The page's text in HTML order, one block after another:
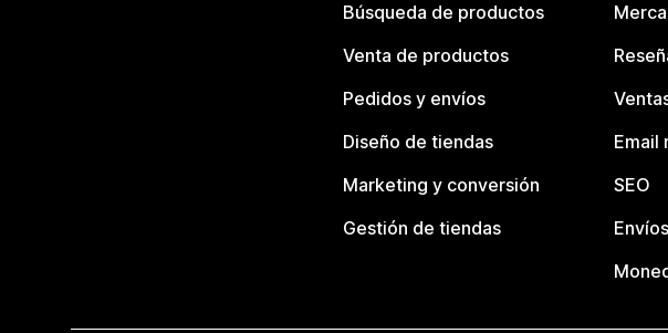
Búsqueda de productos
Venta de productos
Pedidos y envíos
Diseño de tiendas
Marketing y conversión
Gestión de tiendas
Email
SEO
Envíos